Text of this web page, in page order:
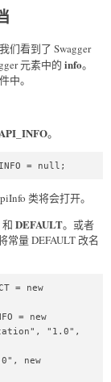
们看到了 Swagger
元素中的 info。
中。
。
= null;
类将会打开。
和 DEFAULT。或者
常量 DEFAULT 改名
= new
= new
"1.0",
new